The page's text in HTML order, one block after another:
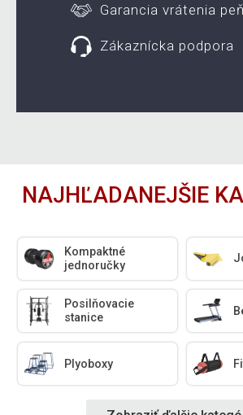
Garancia vrátenia
Zákaznícka podpora
NAJHĽADANEJŠIE
Kompaktné
jednoručky
Posilňovacie
stanice
Plyoboxy